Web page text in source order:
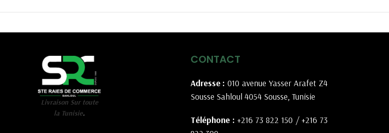
Livraison Sur toute
la Tunisie.
CONTACT
Adresse : 010 avenue Yasser Arafet Z4
Sousse Sahloul 4054 Sousse, Tunisie
Téléphone : +216 73 822 150 /+216 73